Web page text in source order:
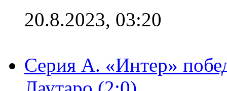
20.8.2023, 03:20
Серия А. «Интер»